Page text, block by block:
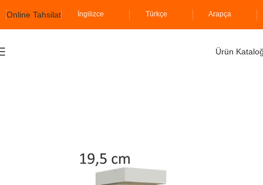
Online Tahsilat İngilizce Türkçe Arapça
Ürün